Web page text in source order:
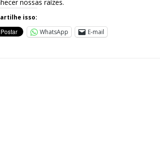
nossas raízes.
isso:
WhatsApp
E-mail